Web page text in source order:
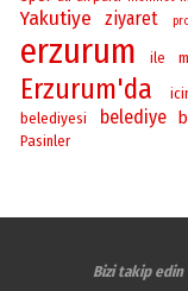
Yakutiye ziyaret
erzurum ile
Erzurum'da
belediyesi belediye
Pasinler
Bizi takip edin